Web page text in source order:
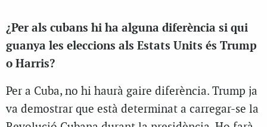
¿Per als cubans hi ha alguna diferència si qui
guanya les eleccions als Estats Units és Trump
o Harris?
Per a Cuba, no hi haurà gaire diferència. Trump ja
va demostrar que està determinat a carregar-se la